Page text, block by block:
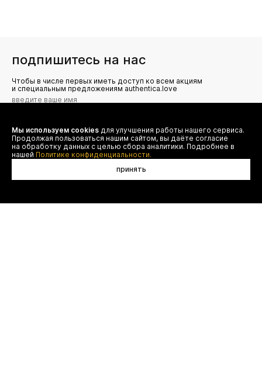
подпишитесь на нас
Чтобы в числе первых иметь доступ ко всем акциям
и специальным предложениям authentica.love
Я даю согласие на сбор, обработку и хранение моих
персональных данных (имя, email, телефон) для получения
рекламных и информационных рассылок от ООО 'БТ
Юнайтед', а также ознакомлен(а) с
Политикой конфиденциальности
Мы используем cookies для улучшения работы нашего сервиса.
Продолжая пользоваться нашим сайтом, вы даёте согласие
на обработку данных с целью сбора аналитики. Подробнее в
нашей Политике конфиденциальности.
принять